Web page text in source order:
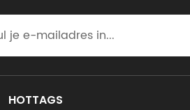
HOTTAGS